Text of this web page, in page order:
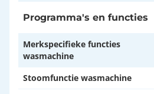
Programma's en functies
Merkspecifieke functies
wasmachine
Stoomfunctie wasmachine